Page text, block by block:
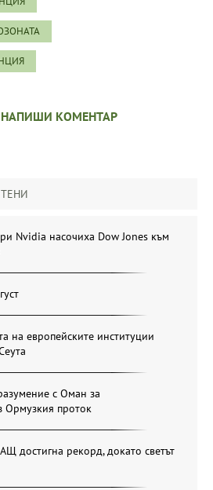
НАПИШИ КОМЕНТАР
Nvidia насочиха Dow Jones към
на европейските институции
с Оман за
Ормузкия проток
достигна рекорд, докато светът